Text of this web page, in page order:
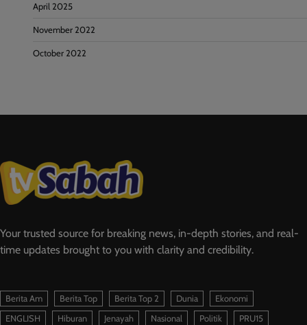
April 2025
November 2022
October 2022
Your trusted source for breaking news, in-depth stories, and real-
time updates brought to you with clarity and credibility.
Berita Am Berita Top Berita Top 2 Dunia
Ekonomi
ENGLISH
Hiburan Jenayah Nasional Politik PRU15